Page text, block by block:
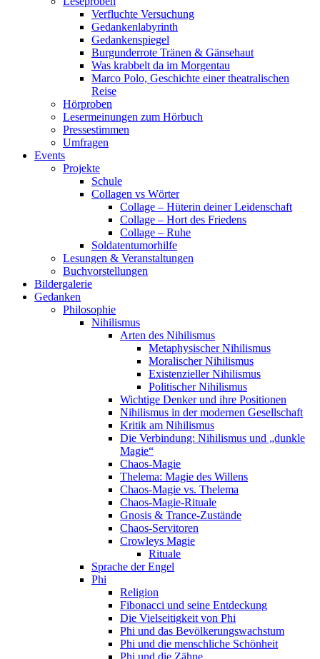
Verfluchte Versuchung
Gedankenlabyrinth
Gedankenspiegel
Burgunderrote Tränen & Gänsehaut
Was krabbelt da im Morgentau
Marco Polo, Geschichte einer theatralischen
Reise
Hörproben
Lesermeinungen zum Hörbuch
Pressestimmen
Umfragen
Events
Projekte
Schule
Collagen vs Wörter
Collage – Hüterin deiner Leidenschaft
Collage – Hort des Friedens
Collage – Ruhe
Soldatentumorhilfe
Lesungen & Veranstaltungen
Buchvorstellungen
Bildergalerie
Gedanken
Philosophie
Nihilismus
Arten des Nihilismus
Metaphysischer Nihilismus
Moralischer Nihilismus
Existenzieller Nihilismus
Politischer Nihilismus
Wichtige Denker und ihre Positionen
Nihilismus in der modernen Gesellschaft
Kritik am Nihilismus
Die Verbindung: Nihilismus und „dunkle
Magie“
Chaos-Magie
Thelema: Magie des Willens
Chaos-Magie vs. Thelema
Chaos-Magie-Rituale
Gnosis & Trance-Zustände
Chaos-Servitoren
Crowleys Magie
Rituale
Sprache der Engel
Phi
Religion
Fibonacci und seine Entdeckung
Die Vielseitigkeit von Phi
Phi und das Bevölkerungswachstum
Phi und die menschliche Schönheit
Phi und die Zähne